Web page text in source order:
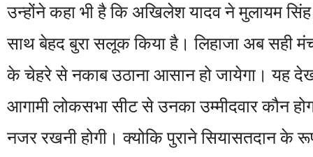
उन्होंने कहा भी है कि अखिलेश यादव ने मुलायम
साथ बेहद बुरा सलूक किया है। लिहाजा अब
के चेहरे से नकाब उठाना आसान हो जायेगा। यह
आगामी लोकसभा सीट से उनका उम्मीदवार कौन
नजर रखनी होगी। क्योकि पुराने सियासतदान के